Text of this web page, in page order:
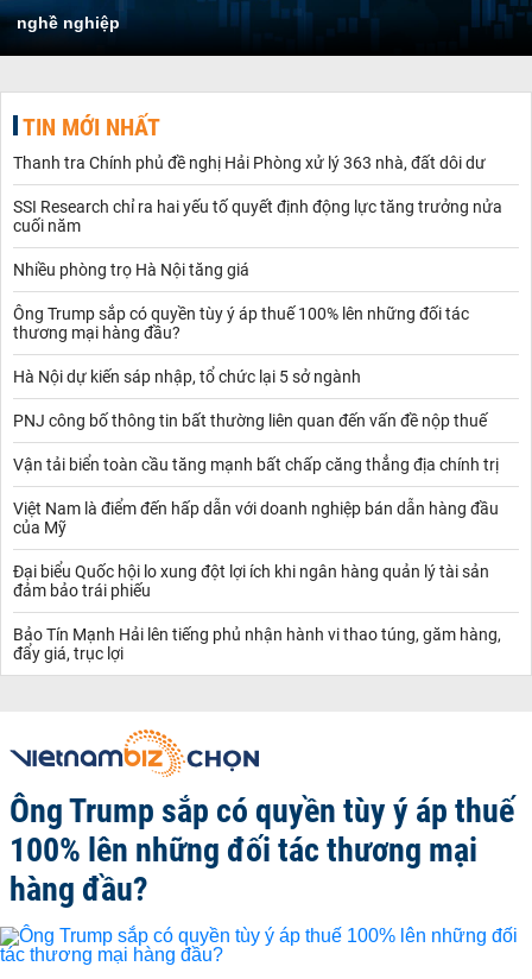
nghề nghiệp
TIN MỚI NHẤT
Thanh tra Chính phủ đề nghị Hải Phòng xử lý 363 nhà, đất dôi dư
SSI Research chỉ ra hai yếu tố quyết định động lực tăng trưởng nửa
cuối năm
Nhiều phòng trọ Hà Nội tăng giá
Ông Trump sắp có quyền tùy ý áp thuế 100% lên những đối tác
thương mại hàng đầu?
Hà Nội dự kiến sáp nhập, tổ chức lại 5 sở ngành
PNJ công bố thông tin bất thường liên quan đến vấn đề nộp thuế
Vận tải biển toàn cầu tăng mạnh bất chấp căng thẳng địa chính trị
Việt Nam là điểm đến hấp dẫn với doanh nghiệp bán dẫn hàng đầu
của Mỹ
Đại biểu Quốc hội lo xung đột lợi ích khi ngân hàng quản lý tài sản
đảm bảo trái phiếu
Bảo Tín Mạnh Hải lên tiếng phủ nhận hành vi thao túng, găm hàng,
đẩy giá, trục lợi
Ông Trump sắp có quyền tùy ý áp thuế
100% lên những đối tác thương mại
hàng đầu?